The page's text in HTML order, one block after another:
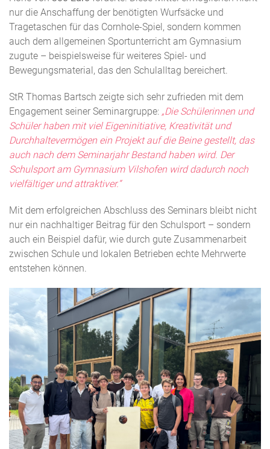
nur die Anschaffung der benötigten Wurfsäcke und
Tragetaschen für das Cornhole-Spiel, sondern kommen
auch dem allgemeinen Sportunterricht am Gymnasium
zugute – beispielsweise für weiteres Spiel- und
Bewegungsmaterial, das den Schulalltag bereichert.
StR Thomas Bartsch zeigte sich sehr zufrieden mit dem
Engagement seiner Seminargruppe: „Die Schülerinnen und
Schüler haben mit viel Eigeninitiative, Kreativität und
Durchhaltevermögen ein Projekt auf die Beine gestellt, das
auch nach dem Seminarjahr Bestand haben wird. Der
Schulsport am Gymnasium Vilshofen wird dadurch noch
vielfältiger und attraktiver.“
Mit dem erfolgreichen Abschluss des Seminars bleibt nicht
nur ein nachhaltiger Beitrag für den Schulsport – sondern
auch ein Beispiel dafür, wie durch gute Zusammenarbeit
zwischen Schule und lokalen Betrieben echte Mehrwerte
entstehen können.